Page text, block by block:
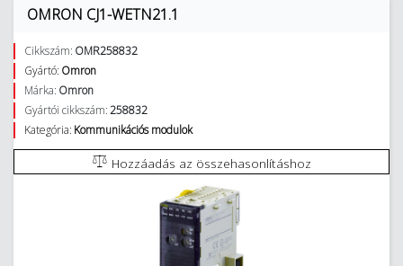
OMRON CJ1-WETN21.1
Cikkszám: OMR258832
Gyártó: Omron
Márka: Omron
Gyártói cikkszám:258832
Kategória: Kommunikációs modulok
Hozzáadás az összehasonlításhoz